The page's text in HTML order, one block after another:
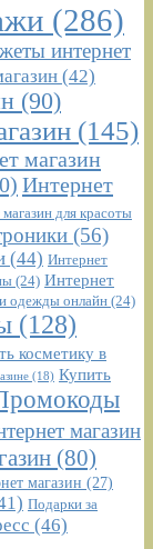
(286)
интернет
(42)
(90)
(145)
магазин
Интернет
для красоты
(56)
(44) Интернет
(24) Интернет
одежды онлайн(24)
(128)
косметику в
(18) Купить
магазин
(80)
магазин (27)
Подарки за
(46)